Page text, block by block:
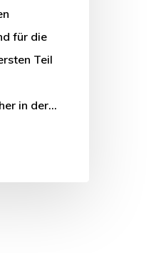
für die
Teil
in der…